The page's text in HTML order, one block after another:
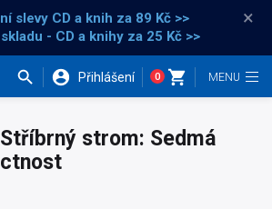
slevy CD a knih za 89 Kč >>
- CD a knihy za 25 Kč >>
×
Přihlášení 0
Stříbrný strom: Sedmá
ctnost